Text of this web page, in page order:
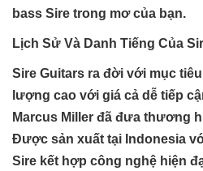
bass Sire trong mơ của bạn.
Lịch Sử Và Danh Tiếng Của
Sire Guitars ra đời với mục
lượng cao với giá cả dễ tiếp
Marcus Miller đã đưa thương
Được sản xuất tại Indonesia
Sire kết hợp công nghệ hiện